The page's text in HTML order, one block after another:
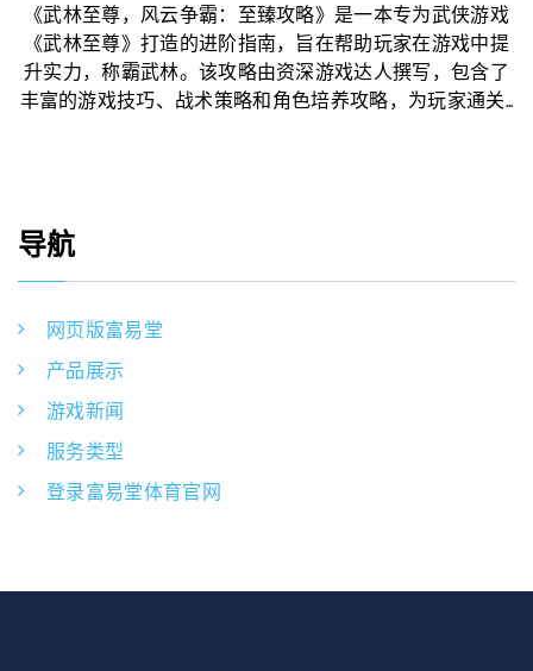
《武林至尊，风云争霸：至臻攻略》是一本专为武侠游戏
《武林至尊》打造的进阶指南，旨在帮助玩家在游戏中提
升实力，称霸武林。该攻略由资深游戏达人撰写，包含了
丰富的游戏技巧、战术策略和角色培养攻略，为玩家通关...
导航
网页版富易堂
产品展示
游戏新闻
服务类型
登录富易堂体育官网